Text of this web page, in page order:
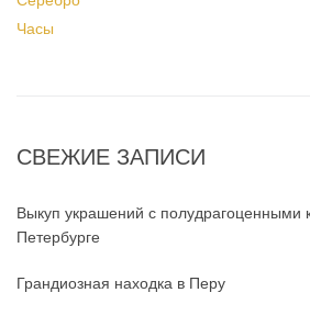
Часы
СВЕЖИЕ ЗАПИСИ
Выкуп украшений с полудрагоценными
Петербурге
Грандиозная находка в Перу